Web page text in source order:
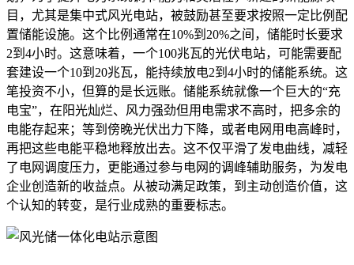
目，尤其是集中式风光电站，被鼓励甚至要求按照一定比例配
置储能设施。这个比例通常在10%到20%之间，储能时长要求
2到4小时。这意味着，一个100兆瓦的光伏电站，可能需要配
套建设一个10到20兆瓦，能持续放电2到4小时的储能系统。这
笔投资不小，但算的是长远账。储能系统就像一个巨大的“充
电宝”，在阳光灿烂、风力强劲但用电需求不高时，把多余的
电能存起来；等到傍晚光伏出力下降，或者电网用电高峰时，
再把这些电能平稳地释放出去。这不仅平滑了发电曲线，减轻
了电网调度压力，更能通过参与电网的调峰辅助服务，为发电
企业创造新的收益点。从被动满足政策，到主动创造价值，这
个认知的转变，是行业成熟的重要标志。